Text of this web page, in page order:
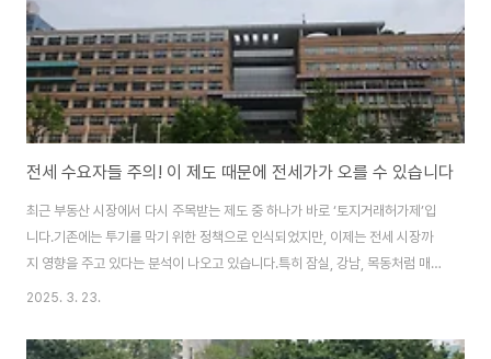
전세 수요자들 주의! 이 제도 때문에 전세가가 오를 수 있습니다
최근 부동산 시장에서 다시 주목받는 제도 중 하나가 바로 ‘토지거래허가제’입
니다.기존에는 투기를 막기 위한 정책으로 인식되었지만, 이제는 전세 시장까
지 영향을 주고 있다는 분석이 나오고 있습니다.특히 잠실, 강남, 목동처럼 매매
수요도 많고, 전세 수요도 많은 인기 주거지에서는 그 여파가 더 클 수밖에 없습
까?토지거래허가제란?지정된 지역의 부동산을 사고팔 때 관할 구청장의 허가
2025. 3. 23.